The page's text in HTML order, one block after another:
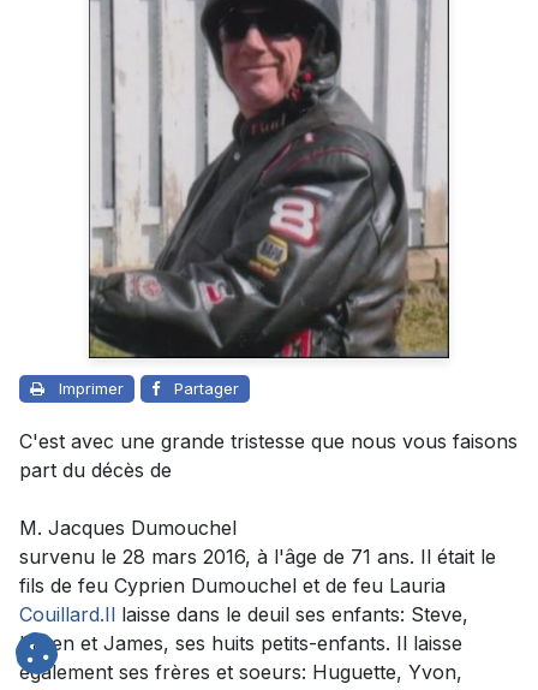
Imprimer Partager
C'est avec une grande tristesse que nous vous faisons
part du décès de
M. Jacques Dumouchel
survenu le 28 mars 2016, à l'âge de 71 ans. Il était le
fils de feu Cyprien Dumouchel et de feu Lauria
Couillard.Il laisse dans le deuil ses enfants: Steve,
Karen et James, ses huits petits-enfants. Il laisse
également ses frères et soeurs: Huguette, Yvon,